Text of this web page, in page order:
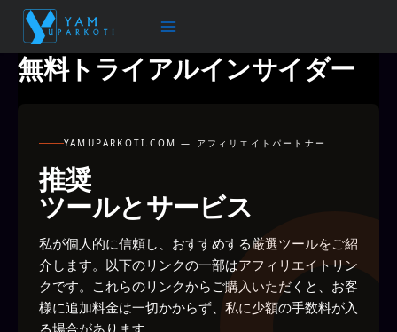
を 無料トライアルインサイダー
YAMUPARKOTI.COM — アフィリエイトパートナー
推奨
ツールとサービス
私が個人的に信頼し、おすすめする厳選ツールをご紹
介します。以下のリンクの一部はアフィリエイトリン
クです。これらのリンクからご購入いただくと、お客
様に追加料金は一切かからず、私に少額の手数料が入
る場合があります。